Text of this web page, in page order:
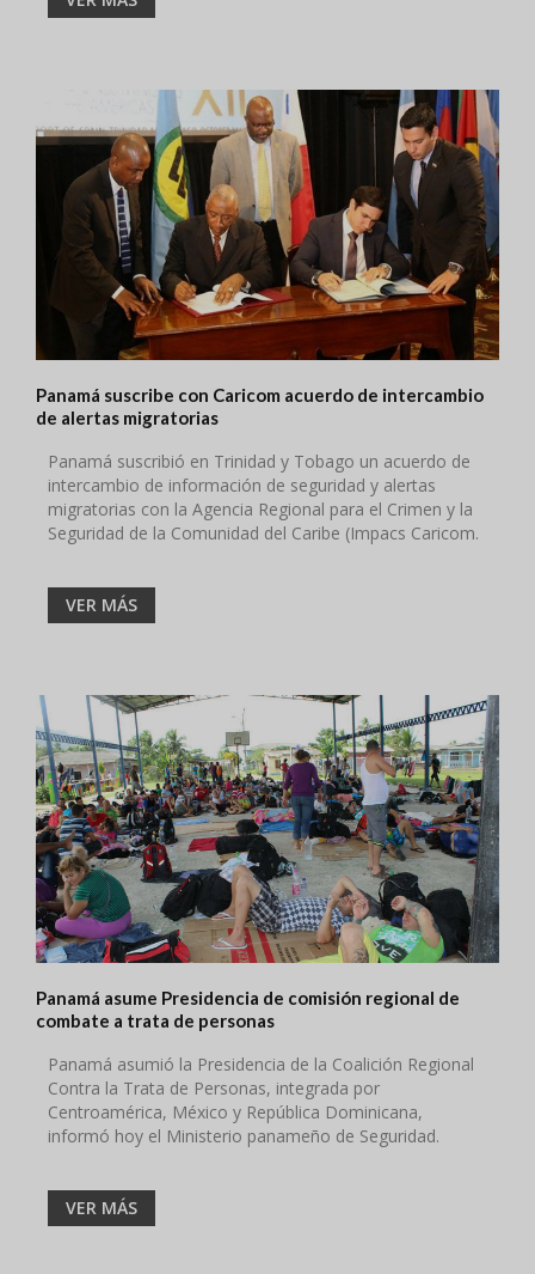
Panamá suscribe con Caricom acuerdo de intercambio
de alertas migratorias
Panamá suscribió en Trinidad y Tobago un acuerdo de
intercambio de información de seguridad y alertas
migratorias con la Agencia Regional para el Crimen y la
Seguridad de la Comunidad del Caribe (Impacs Caricom.
VER MÁS
Panamá asume Presidencia de comisión regional de
combate a trata de personas
Panamá asumió la Presidencia de la Coalición Regional
Contra la Trata de Personas, integrada por
Centroamérica, México y República Dominicana,
informó hoy el Ministerio panameño de Seguridad.
VER MÁS